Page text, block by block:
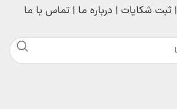
|ثبت شکایات | درباره ما |تماس با ما